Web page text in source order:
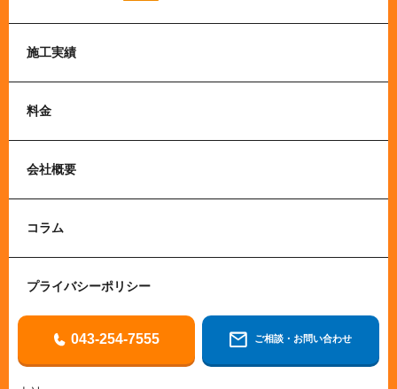
施工実績
料金
会社概要
コラム
プライバシーポリシー
043-254-7555 ご相談・お問い合わせ